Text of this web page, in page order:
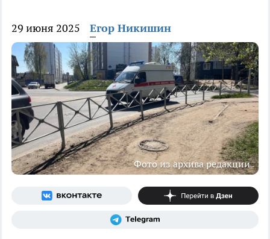
29 июня 2025 Егор Никишин
Фото из архива редакции